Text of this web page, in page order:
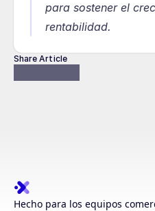
para sostener el
rentabilidad.
Share Article
Hecho para los equipos